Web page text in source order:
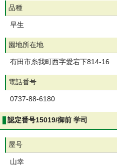
品種
早生
園地所在地
有田市糸我町西字愛宕下814-16
電話番号
0737-88-6180
認定番号15019/御前 学司
屋号
山幸